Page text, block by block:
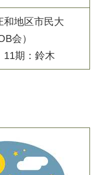
和地区市民大
B会）
11期 ： 鈴木